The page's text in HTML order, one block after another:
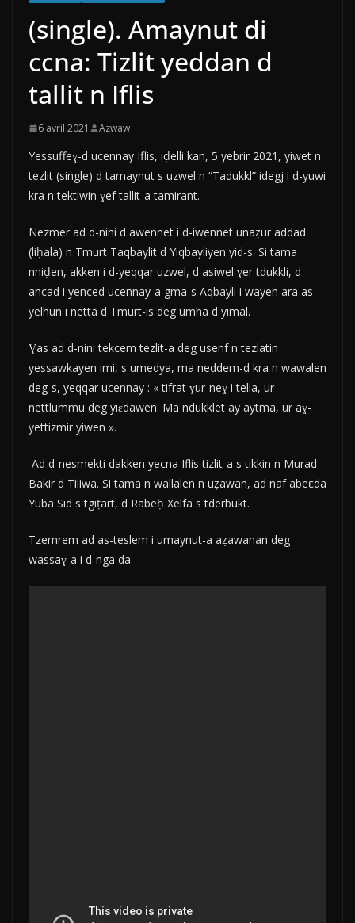
(single). Amaynut di
ccna: Tizlit yeddan d
tallit n Iflis
6 avril 2021 Azwaw
Yessuffeɣ-d ucennay Iflis, iḍelli kan, 5 yebrir 2021, yiwet n
tezlit (single) d tamaynut s uzwel n “Tadukkl” idegj i d-yuwi
kra n tektiwin ɣef tallit-a tamirant.
Nezmer ad d-nini d awennet i d-iwennet unaẓur addad
(liḥala) n Tmurt Taqbaylit d Yiqbayliyen yid-s. Si tama
nniḍen, akken i d-yeqqar uzwel, d asiwel ɣer tdukkli, d
ancad i yenced ucennay-a gma-s Aqbayli i wayen ara as-
yelhun i netta d Tmurt-is deg umha d yimal.
Ɣas ad d-nini tekcem tezlit-a deg usenf n tezlatin
yessawkayen imi, s umedya, ma neddem-d kra n wawalen
deg-s, yeqqar ucennay : « tifrat ɣur-neɣ i tella, ur
nettlummu deg yiɛdawen. Ma ndukklet ay aytma, ur aɣ-
yettizmir yiwen ».
Ad d-nesmekti dakken yecna Iflis tizlit-a s tikkin n Murad
Bakir d Tiliwa. Si tama n wallalen n uẓawan, ad naf abeεda
Yuba Sid s tgiṭart, d Rabeḥ Xelfa s tderbukt.
Tzemrem ad as-teslem i umaynut-a aẓawanan deg
wassaɣ-a i d-nga da.